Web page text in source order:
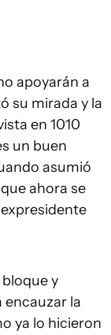
apoyarán a
su mirada y la
en 1010
un buen
asumió
ahora se
y
encauzar la
ya lo hicieron